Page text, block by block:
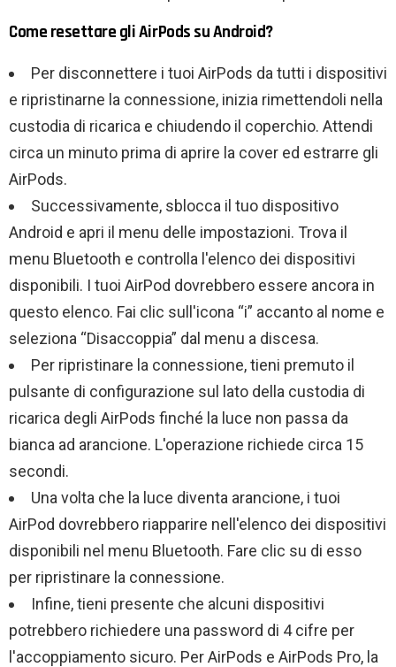
Come resettare gli AirPods su Android?
Per disconnettere i tuoi AirPods da tutti i dispositivi
e ripristinarne la connessione, inizia rimettendoli nella
custodia di ricarica e chiudendo il coperchio. Attendi
circa un minuto prima di aprire la cover ed estrarre gli
AirPods.
Successivamente, sblocca il tuo dispositivo
Android e apri il menu delle impostazioni. Trova il
menu Bluetooth e controlla l'elenco dei dispositivi
disponibili. I tuoi AirPod dovrebbero essere ancora in
questo elenco. Fai clic sull'icona “i” accanto al nome e
seleziona “Disaccoppia” dal menu a discesa.
Per ripristinare la connessione, tieni premuto il
pulsante di configurazione sul lato della custodia di
ricarica degli AirPods finché la luce non passa da
bianca ad arancione. L'operazione richiede circa 15
secondi.
Una volta che la luce diventa arancione, i tuoi
AirPod dovrebbero riapparire nell'elenco dei dispositivi
disponibili nel menu Bluetooth. Fare clic su di esso
per ripristinare la connessione.
Infine, tieni presente che alcuni dispositivi
potrebbero richiedere una password di 4 cifre per
l'accoppiamento sicuro. Per AirPods e AirPods Pro, la